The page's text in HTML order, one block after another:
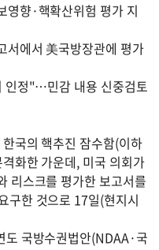
향·핵확산위험 평가 지
서에서 美국방장관에 평가
인정"…민감 내용 신중검토
국의 핵추진 잠수함(이하
화한 가운데, 미국 의회가
리스크를 평가한 보고서를
구한 것으로 17일(현지시
국방수권법안(NDAA·국